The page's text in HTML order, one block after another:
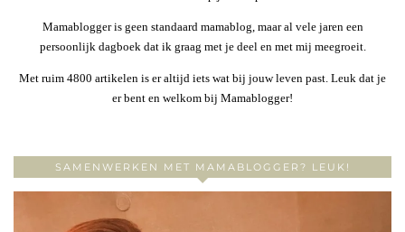
Mamablogger is geen standaard mamablog, maar al vele jaren een
persoonlijk dagboek dat ik graag met je deel en met mij meegroeit.
Met ruim 4800 artikelen is er altijd iets wat bij jouw leven past. Leuk dat je
er bent en welkom bij Mamablogger!
SAMENWERKEN MET MAMABLOGGER? LEUK!